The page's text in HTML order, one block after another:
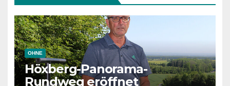
OHNE
Höxberg-Panorama-
Rundweg eröffnet